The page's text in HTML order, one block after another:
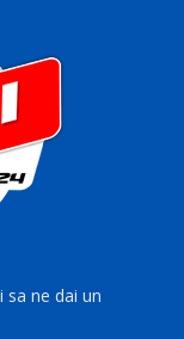
sa ne dai un